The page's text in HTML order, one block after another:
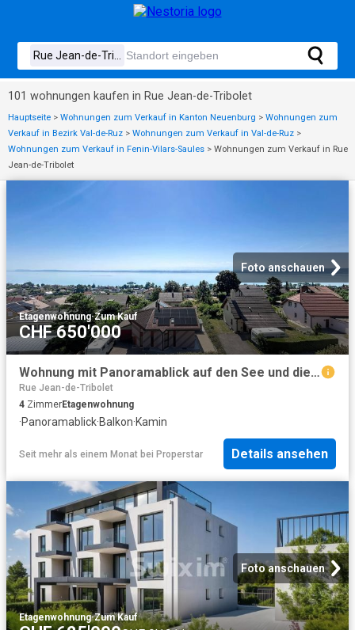
101 wohnungen kaufen in Rue Jean-de-Tribolet
Hauptseite > Wohnungen zum Verkauf in Kanton Neuenburg > Wohnungen zum
Verkauf in Bezirk Val-de-Ruz > Wohnungen zum Verkauf in Val-de-Ruz >
Wohnungen zum Verkauf in Fenin-Vilars-Saules > Wohnungen zum Verkauf in Rue
Jean-de-Tribolet
Foto anschauen
Etagenwohnung·Zum Kauf
CHF 650'000
Wohnung mit Panoramablick auf den See und die Alpen
Rue Jean-de-Tribolet
4 ZimmerEtagenwohnung
·Panoramablick·Balkon·Kamin
Seit mehr als einem Monat bei Properstar Details ansehen
Foto anschauen
Etagenwohnung·Zum Kauf